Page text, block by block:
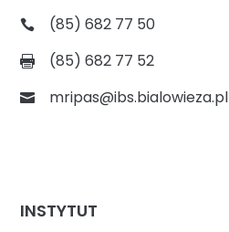
(85) 682 77 50
(85) 682 77 52
mripas@ibs.bialowieza.pl
INSTYTUT